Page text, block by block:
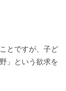
とですが、子ど
」という欲求を